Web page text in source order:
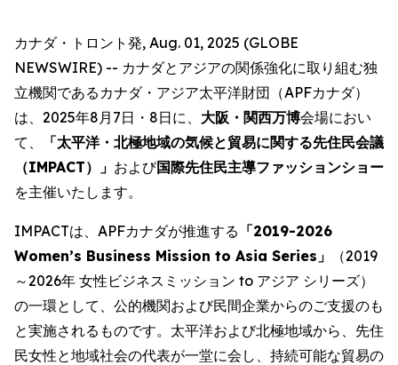
カナダ・トロント発, Aug. 01, 2025 (GLOBE
NEWSWIRE) -- カナダとアジアの関係強化に取り組む独
立機関であるカナダ・アジア太平洋財団（APFカナダ）
は、2025年8月7日・8日に、 大阪・関西万博会場におい
て、
「太平洋・北極地域の気候と貿易に関する先住民会議
（IMPACT）」 および国際先住民主導ファッションショー
を主催いたします。
IMPACTは、APFカナダが推進する 「2019-2026
Women’s Business Mission to Asia Series」
（2019
～2026年 女性ビジネスミッション to アジア シリーズ）
の一環として、公的機関および民間企業からのご支援のも
と実施されるものです。太平洋および北極地域から、先住
民女性と地域社会の代表が一堂に会し、持続可能な貿易の